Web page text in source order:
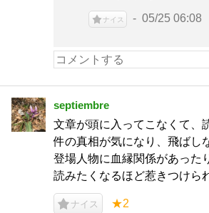
ナイス 05/25 06:08
septiembre
文章が頭に入ってこなくて、
件の真相が気になり、飛ばし
登場人物に血縁関係があった
読みたくなるほど惹きつけら
ナイス ★2